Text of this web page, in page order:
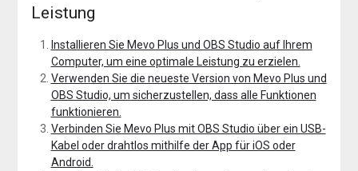
Leistung
Installieren Sie Mevo Plus und OBS Studio auf Ihrem
Computer, um eine optimale Leistung zu erzielen.
Verwenden Sie die neueste Version von Mevo Plus und
OBS Studio, um sicherzustellen, dass alle Funktionen
funktionieren.
Verbinden Sie Mevo Plus mit OBS Studio über ein USB-
Kabel oder drahtlos mithilfe der App für iOS oder
Android.